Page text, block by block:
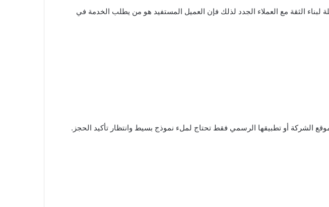
الثقة مع العملاء الجدد لذلك فإن العميل المستفيد هو من يطلب الخدمة في
الشركة أو تطبيقها الرسمي فقط تحتاج لملء نموذج بسيط وانتظار تأكيد الحجز.